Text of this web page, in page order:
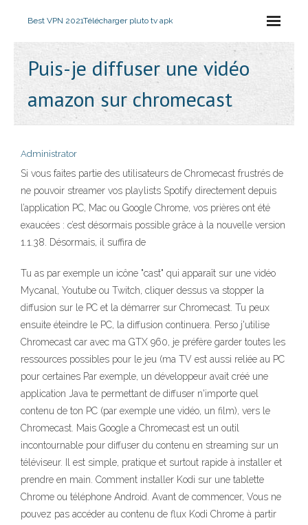
Best VPN 2021Télécharger pluto tv apk
Puis-je diffuser une vidéo
amazon sur chromecast
Administrator
Si vous faites partie des utilisateurs de Chromecast frustrés de
ne pouvoir streamer vos playlists Spotify directement depuis
l’application PC, Mac ou Google Chrome, vos prières ont été
exaucées : c’est désormais possible grâce à la nouvelle version
1.1.38. Désormais, il suffira de
Tu as par exemple un icône "cast" qui apparaît sur une vidéo
Mycanal, Youtube ou Twitch, cliquer dessus va stopper la
diffusion sur le PC et la démarrer sur Chromecast. Tu peux
ensuite éteindre le PC, la diffusion continuera. Perso j'utilise
Chromecast car avec ma GTX 960, je préfère garder toutes les
ressources possibles pour le jeu (ma TV est aussi reliée au PC
pour certaines Par exemple, un développeur avait créé une
application Java te permettant de diffuser n'importe quel
contenu de ton PC (par exemple une vidéo, un film), vers le
Chromecast. Mais Google a Chromecast est un outil
incontournable pour diffuser du contenu en streaming sur un
téléviseur. Il est simple, pratique et surtout rapide à installer et
prendre en main. Comment installer Kodi sur une tablette
Chrome ou téléphone Android. Avant de commencer, Vous ne
pouvez pas accéder au contenu de flux Kodi Chrome à partir